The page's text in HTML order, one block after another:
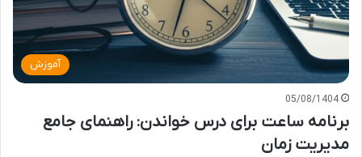
آموزش
05/08/1404
برنامه ساعت برای درس خواندن: راهنمای جامع
مدیریت زمان